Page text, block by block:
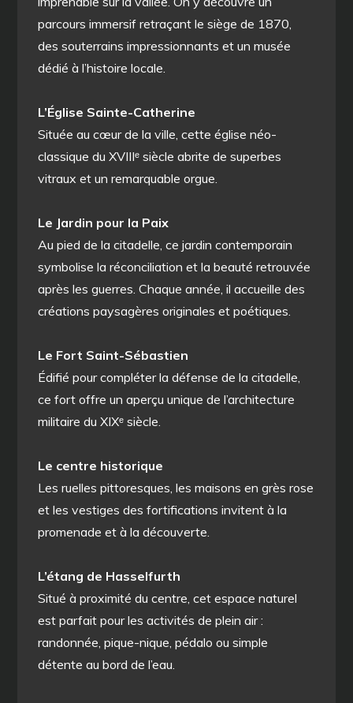
parcours immersif retraçant le siège de 1870,
des souterrains impressionnants et un musée
dédié à l’histoire locale.
L’Église Sainte-Catherine
Située au cœur de la ville, cette église néo-
classique du XVIIIᵉ siècle abrite de superbes
vitraux et un remarquable orgue.
Le Jardin pour la Paix
Au pied de la citadelle, ce jardin contemporain
symbolise la réconciliation et la beauté retrouvée
après les guerres. Chaque année, il accueille des
créations paysagères originales et poétiques.
Le Fort Saint-Sébastien
Édifié pour compléter la défense de la citadelle,
ce fort offre un aperçu unique de l’architecture
militaire du XIXᵉ siècle.
Le centre historique
Les ruelles pittoresques, les maisons en grès rose
et les vestiges des fortifications invitent à la
promenade et à la découverte.
L’étang de Hasselfurth
Situé à proximité du centre, cet espace naturel
est parfait pour les activités de plein air :
randonnée, pique-nique, pédalo ou simple
détente au bord de l’eau.